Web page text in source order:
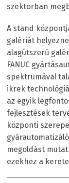
szektorban
A stand
galériát
alagútszerű
FANUC
spektrumával
ikrek
az egyik
fejlesztések
központi
megoldást
ezekhez a